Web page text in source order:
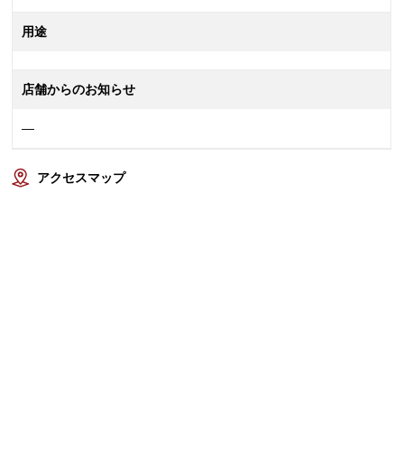
用途
店舗からのお知らせ
—
アクセスマップ